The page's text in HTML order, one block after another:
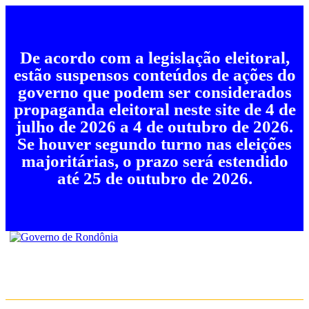
De acordo com a legislação eleitoral,
estão suspensos conteúdos de ações do
governo que podem ser considerados
propaganda eleitoral neste site de 4 de
julho de 2026 a 4 de outubro de 2026.
Se houver segundo turno nas eleições
majoritárias, o prazo será estendido
até 25 de outubro de 2026.